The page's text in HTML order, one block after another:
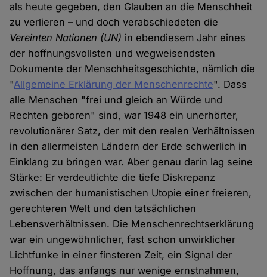
als heute gegeben, den Glauben an die Menschheit
zu verlieren – und doch verabschiedeten die
Vereinten Nationen (UN) in ebendiesem Jahr eines
der hoffnungsvollsten und wegweisendsten
Dokumente der Menschheitsgeschichte, nämlich die
"Allgemeine Erklärung der Menschenrechte". Dass
alle Menschen "frei und gleich an Würde und
Rechten geboren" sind, war 1948 ein unerhörter,
revolutionärer Satz, der mit den realen Verhältnissen
in den allermeisten Ländern der Erde schwerlich in
Einklang zu bringen war. Aber genau darin lag seine
Stärke: Er verdeutlichte die tiefe Diskrepanz
zwischen der humanistischen Utopie einer freieren,
gerechteren Welt und den tatsächlichen
Lebensverhältnissen. Die Menschenrechtserklärung
war ein ungewöhnlicher, fast schon unwirklicher
Lichtfunke in einer finsteren Zeit, ein Signal der
Hoffnung, das anfangs nur wenige ernstnahmen,